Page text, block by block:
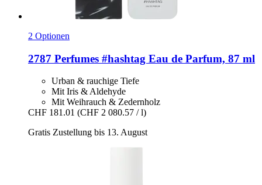
2 Optionen
2787 Perfumes #hashtag Eau de Parfum, 87 ml
Urban & rauchige Tiefe
Mit Iris & Aldehyde
Mit Weihrauch & Zedernholz
CHF 181.01 (CHF 2 080.57 / l)
Gratis Zustellung bis 13. August